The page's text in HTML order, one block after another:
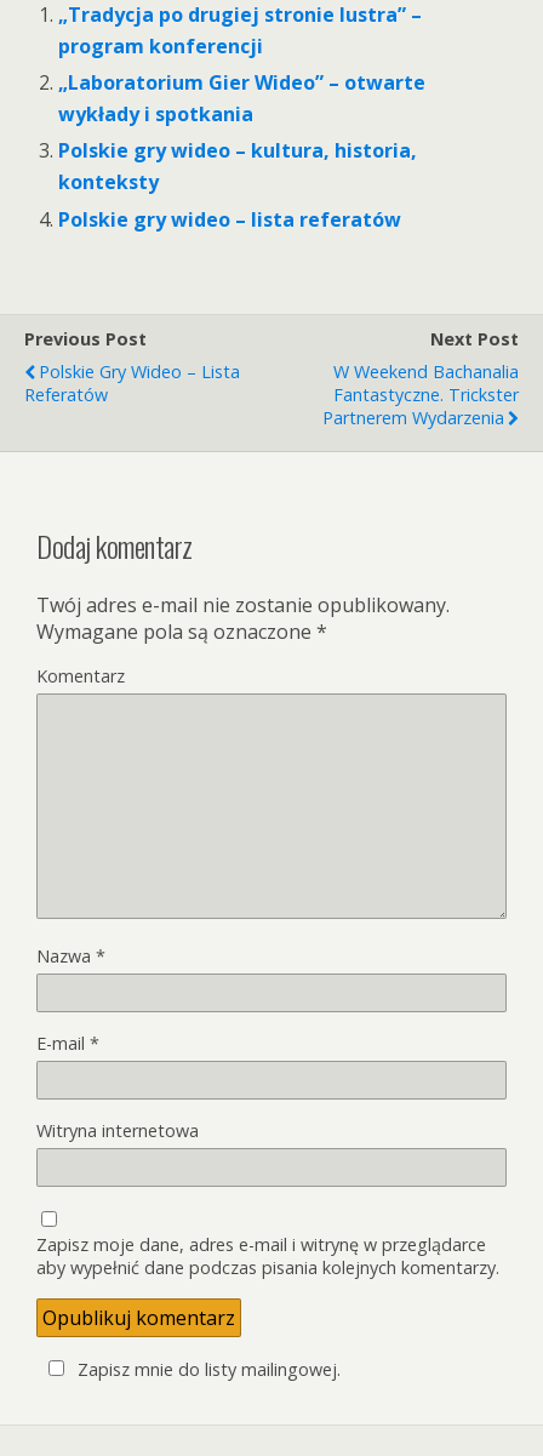
„Tradycja po drugiej stronie lustra” –
program konferencji
„Laboratorium Gier Wideo” – otwarte
wykłady i spotkania
Polskie gry wideo – kultura, historia,
konteksty
Polskie gry wideo – lista referatów
Previous Post
Polskie Gry Wideo – Lista
Referatów
Next Post
W Weekend Bachanalia
Fantastyczne. Trickster
Partnerem Wydarzenia
Dodaj komentarz
Twój adres e-mail nie zostanie opublikowany.
Wymagane pola są oznaczone *
Komentarz
Nazwa *
E-mail *
Witryna internetowa
Zapisz moje dane, adres e-mail i witrynę w przeglądarce
aby wypełnić dane podczas pisania kolejnych komentarzy.
Zapisz mnie do listy mailingowej.